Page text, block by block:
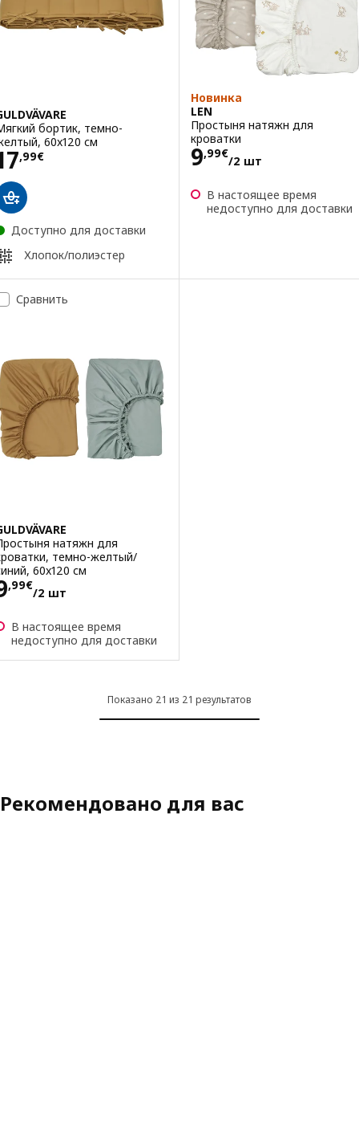
бортик, темно-
60x120 см
,99€ 17,99€
Доступно для доставки
Хлопок/полиэстер
Новинка
LEN
Простыня натяжн для
кроватки
9,99€
/2 шт
Цена 9,99€/2
В настоящее время
недоступно для доставки
Сравнить
натяжн для
темно-желтый/
60x120 см
,99€
/2 шт9,99€/2 шт
В настоящее время
недоступно для доставки
Показано 21 из 21 результатов
Рекомендовано для вас